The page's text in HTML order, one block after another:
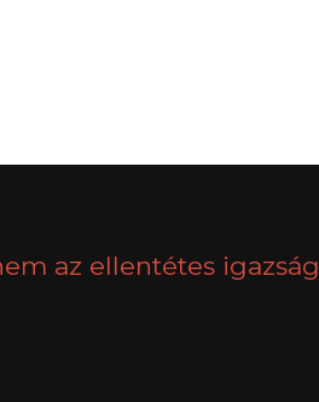
az ellentétes igazság